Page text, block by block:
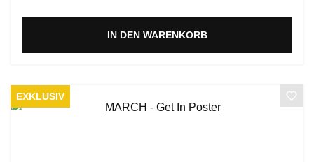
IN DEN WARENKORB
EXKLUSIV